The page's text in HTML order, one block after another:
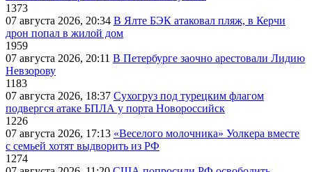
1373
07 августа 2026, 20:34 В Ялте БЭК атаковал пляж, в Керчи
дрон попал в жилой дом
1959
07 августа 2026, 20:11 В Петербурге заочно арестовали Лидию
Невзорову
1183
07 августа 2026, 18:37 Сухогруз под турецким флагом
подвергся атаке БПЛА у порта Новороссийск
1226
07 августа 2026, 17:13 «Веселого молочника» Уолкера вместе
с семьей хотят выдворить из РФ
1274